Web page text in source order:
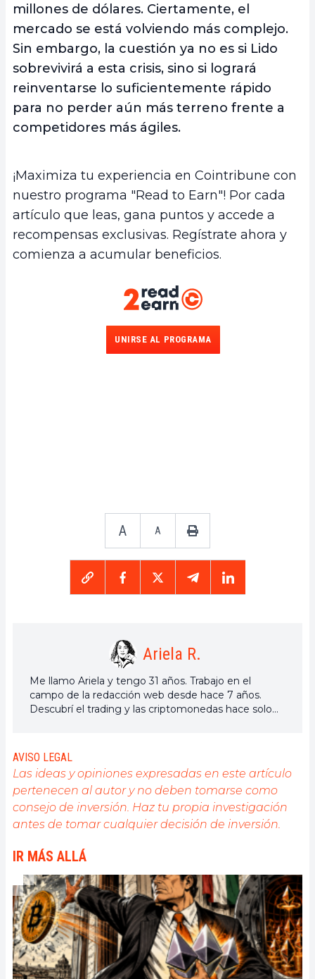
millones de dólares. Ciertamente, el
mercado se está volviendo más complejo.
Sin embargo, la cuestión ya no es si Lido
sobrevivirá a esta crisis, sino si logrará
reinventarse lo suficientemente rápido
para no perder aún más terreno frente a
competidores más ágiles.
¡Maximiza tu experiencia en Cointribune con
nuestro programa "Read to Earn"! Por cada
artículo que leas, gana puntos y accede a
recompensas exclusivas. Regístrate ahora y
comienza a acumular beneficios.
UNIRSE AL PROGRAMA
A A
Ariela R.
Me llamo Ariela y tengo 31 años. Trabajo en el
campo de la redacción web desde hace 7 años.
Descubrí el trading y las criptomonedas hace solo
permiten aprender más. Cantante en mi tiempo
libre, también cultivo una gran pasión por la música,
la lectura (¡y los animales!)
AVISO LEGAL
Las ideas y opiniones expresadas en este artículo
pertenecen al autor y no deben tomarse como
consejo de inversión. Haz tu propia investigación
antes de tomar cualquier decisión de inversión.
IR MÁS ALLÁ